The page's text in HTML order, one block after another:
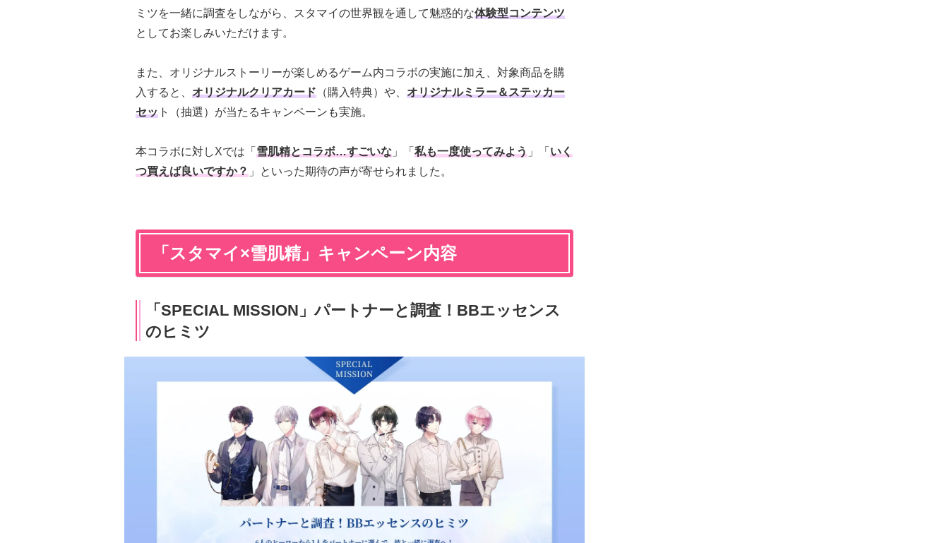
ミツを一緒に調査をしながら、スタマイの世界観を通して魅惑的な体験型コンテンツ
としてお楽しみいただけます。
また、オリジナルストーリーが楽しめるゲーム内コラボの実施に加え、対象商品を購
入すると、 オリジナルクリアカード （購入特典）や、 オリジナルミラー＆ステッカー
セッ ト（抽選）が当たるキャンペーンも実施。
本コラボに対しXでは「 雪肌精とコラボ…すごいな 」「 私も一度使ってみよう 」「 いく
つ買えば良いですか？ 」といった期待の声が寄せられました。
「スタマイ×雪肌精」キャンペーン内容
「SPECIAL MISSION」パートナーと調査！BBエッセンス
のヒミツ